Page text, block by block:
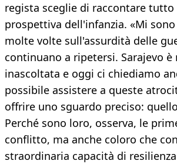
regista sceglie di raccontare tutto
prospettiva dell'infanzia. «Mi
molte volte sull'assurdità delle
continuano a ripetersi. Sarajevo è
inascoltata e oggi ci chiediamo
possibile assistere a queste
offrire uno sguardo preciso:
Perché sono loro, osserva, le
conflitto, ma anche coloro che
straordinaria capacità di